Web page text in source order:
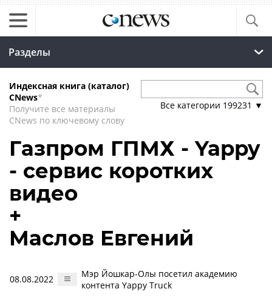
Разделы
Индексная книга (каталог)
CNews*
Получите все материалы
CNews по ключевому слову
Все категории 199231 ▼
Газпром ГПМХ - Yappy
- сервис коротких
видео
+
Маслов Евгений
08.08.2022
Мэр Йошкар-Олы посетил академию
контента Yappy Truсk